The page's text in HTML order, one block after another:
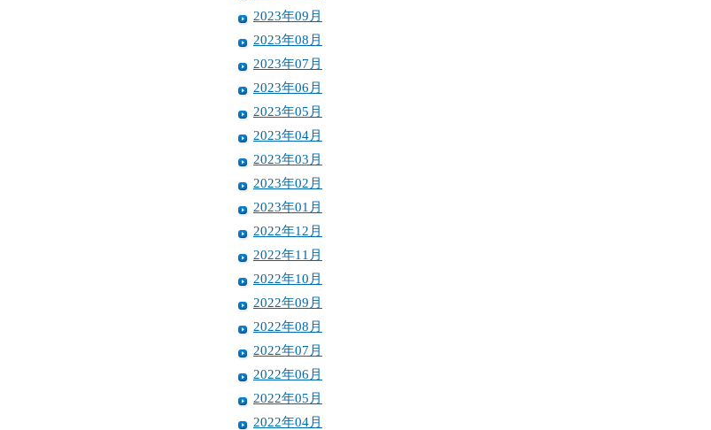
2023年09月
2023年08月
2023年07月
2023年06月
2023年05月
2023年04月
2023年03月
2023年02月
2023年01月
2022年12月
2022年11月
2022年10月
2022年09月
2022年08月
2022年07月
2022年06月
2022年05月
2022年04月